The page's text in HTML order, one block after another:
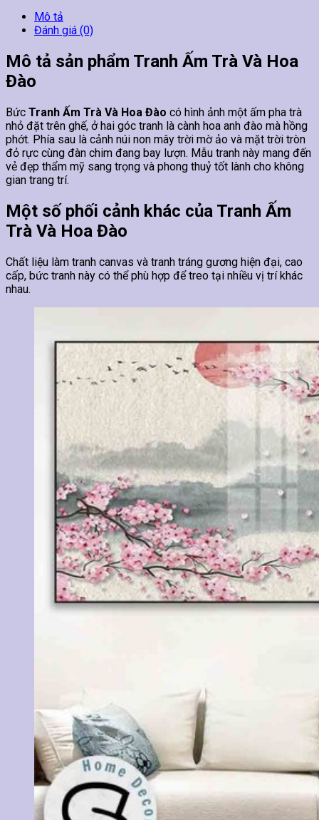
Mô tả
Đánh giá (0)
Mô tả sản phẩm Tranh Ấm Trà Và Hoa
Đào
Bức Tranh Ấm Trà Và Hoa Đào có hình ảnh một ấm pha trà
nhỏ đặt trên ghế, ở hai góc tranh là cành hoa anh đào mà hồng
phớt. Phía sau là cảnh núi non mây trời mờ ảo và mặt trời tròn
đỏ rực cùng đàn chim đang bay lượn. Mẫu tranh này mang đến
vẻ đẹp thẩm mỹ sang trọng và phong thuỷ tốt lành cho không
gian trang trí.
Một số phối cảnh khác của Tranh Ấm
Trà Và Hoa Đào
Chất liệu làm tranh canvas và tranh tráng gương hiện đại, cao
cấp, bức tranh này có thể phù hợp để treo tại nhiều vị trí khác
nhau.